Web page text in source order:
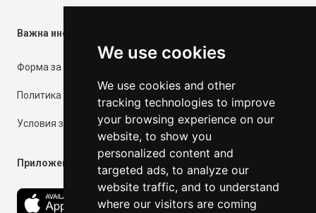
We use cookies
We use cookies and other
tracking technologies to improve
your browsing experience on our
website, to show you
personalized content and
targeted ads, to analyze our
website traffic, and to understand
where our visitors are coming
Важна информация
Форма за контакт
Политика за поверителност
Условия за ползване
Приложения